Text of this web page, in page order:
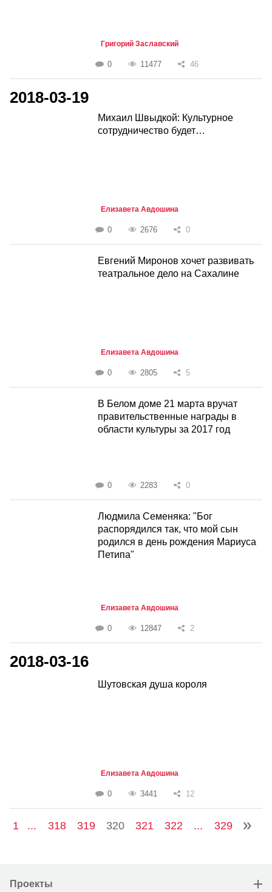
Григорий Заславский
0 11477 46
2018-03-19
Михаил Швыдкой: Культурное
сотрудничество будет…
Елизавета Авдошина
0 2676 0
Евгений Миронов хочет развивать
театральное дело на Сахалине
Елизавета Авдошина
0 2805 5
В Белом доме 21 марта вручат
правительственные награды в
области культуры за 2017 год
0 2283 0
Людмила Семеняка: "Бог
распорядился так, что мой сын
родился в день рождения Мариуса
Петипа"
Елизавета Авдошина
0 12847 2
2018-03-16
Шутовская душа короля
Елизавета Авдошина
0 3441 12
1 ... 318 319 320 321 322 ... 329
Проекты